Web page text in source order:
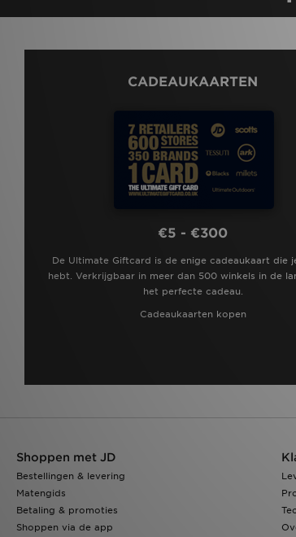
CADEAUKAARTEN
€5 - €300
De Ultimate Giftcard is de enige cadeaukaart die
hebt. Verkrijgbaar in meer dan 500 winkels in de
het perfecte cadeau.
Cadeaukaarten kopen
Shoppen met JD
Bestellingen & levering
Matengids
Betaling & promoties
Shoppen via de app